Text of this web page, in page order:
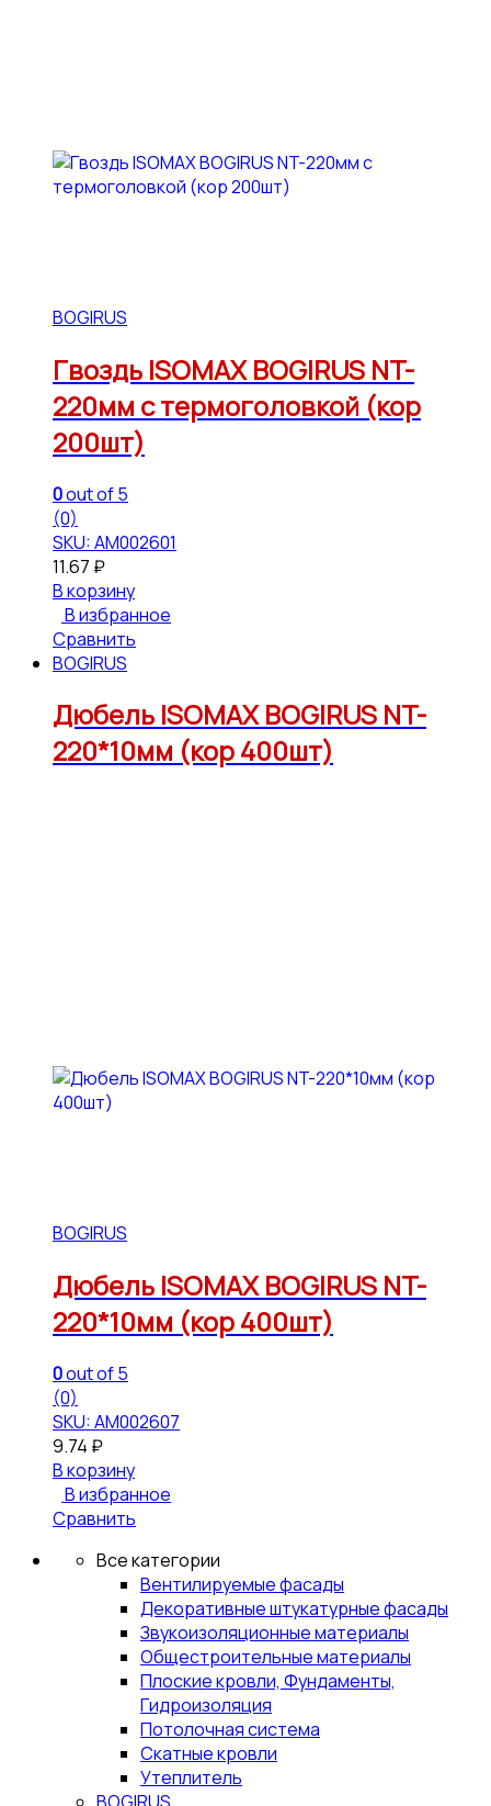
BOGIRUS
Гвоздь ISOMAX BOGIRUS NT-
220мм с термоголовкой (кор
200шт)
0out of 5
(0)
SKU: АМ002601
11.67 ₽
В корзину
В избранное
Сравнить
BOGIRUS
Дюбель ISOMAX BOGIRUS NT-
220*10мм (кор 400шт)
BOGIRUS
Дюбель ISOMAX BOGIRUS NT-
220*10мм (кор 400шт)
0out of 5
(0)
SKU: АМ002607
9.74 ₽
В корзину
В избранное
Сравнить
Все категории
Вентилируемые фасады
Декоративные штукатурные фасады
Звукоизоляционные материалы
Общестроительные материалы
Плоские кровли, Фундаменты,
Гидроизоляция
Потолочная система
Скатные кровли
Утеплитель